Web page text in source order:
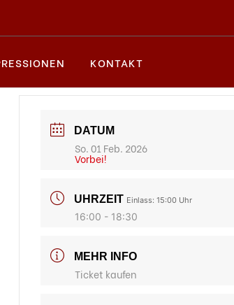
KONTAKT
DATUM
So. 01 Feb. 2026
Vorbei!
UHRZEIT Einlass: 15:00 Uhr
16:00 - 18:30
MEHR INFO
Ticket kaufen